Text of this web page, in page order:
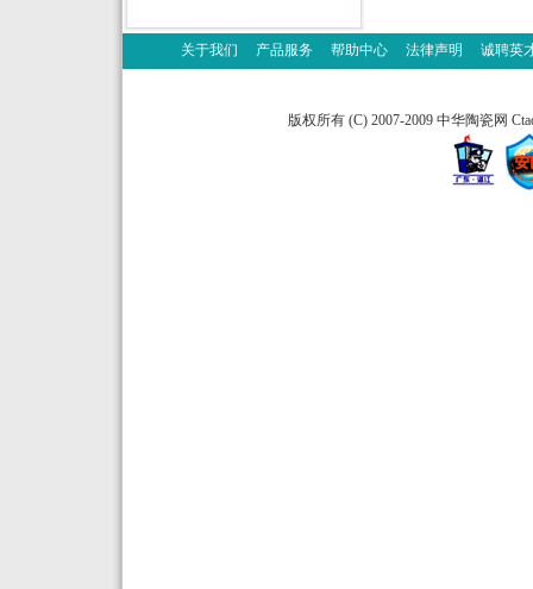
关于我们 产品服务 帮助中心 法律声明 诚聘英
版权所有 (C) 2007-2009 中华陶瓷网